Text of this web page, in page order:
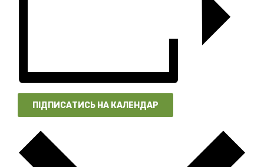
ПІДПИСАТИСЬ НА КАЛЕНДАР